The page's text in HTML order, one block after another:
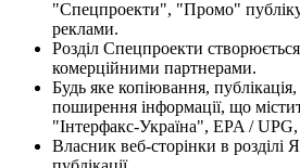
"Спецпроекти", "Промо"
реклами.
Розділ Спецпроекти
комерційними партнерами.
Будь яке копіювання,
поширення інформації, що
"Інтерфакс-Україна", EPA / UPG,
Власник веб-сторінки в розділі